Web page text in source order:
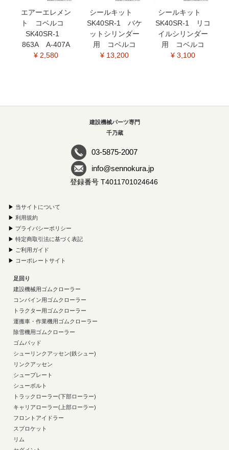
エアーエレメン
ト コベルコ
SK40SR-1
863A A-407A
¥ 2,580
シールキット
SK40SR-1 バケ
ットシリンダー
用 コベルコ
¥ 13,200
シールキット
SK40SR-1 リコ
イルシリンダー
用 コベルコ
¥ 3,100
建設機械パーツ専門
千乃蔵
03-5875-2007
info@sennokura.jp
登録番号 T4011701024646
▶ 当サイトについて
▶ 利用規約
▶ プライバシーポリシー
▶ 特定商取引法に基づく表記
▶ ご利用ガイド
▶ コーポレートサイト
足回り
建設機械用ゴムクローラー
コンバイン用ゴムクローラー
トラクター用ゴムクローラー
運搬車・作業機用ゴムクローラー
除雪機用ゴムクローラー
ゴムパッド
シューリンクアッセン(鉄シュー)
リンクアッセン
シュープレート
シューボルト
トラックローラー(下部ローラー)
キャリアローラー(上部ローラー)
フロントアイドラー
スプロケット
リム